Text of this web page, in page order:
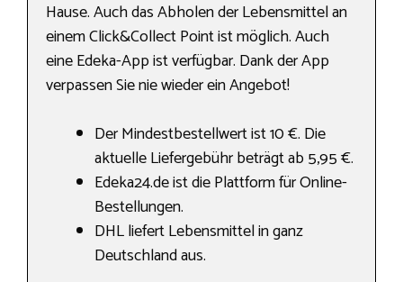
Hause. Auch das Abholen der Lebensmittel an
einem Click&Collect Point ist möglich. Auch
eine Edeka-App ist verfügbar. Dank der App
verpassen Sie nie wieder ein Angebot!
Der Mindestbestellwert ist 10 €. Die
aktuelle Liefergebühr beträgt ab 5,95 €.
Edeka24.de ist die Plattform für Online-
Bestellungen.
DHL liefert Lebensmittel in ganz
Deutschland aus.